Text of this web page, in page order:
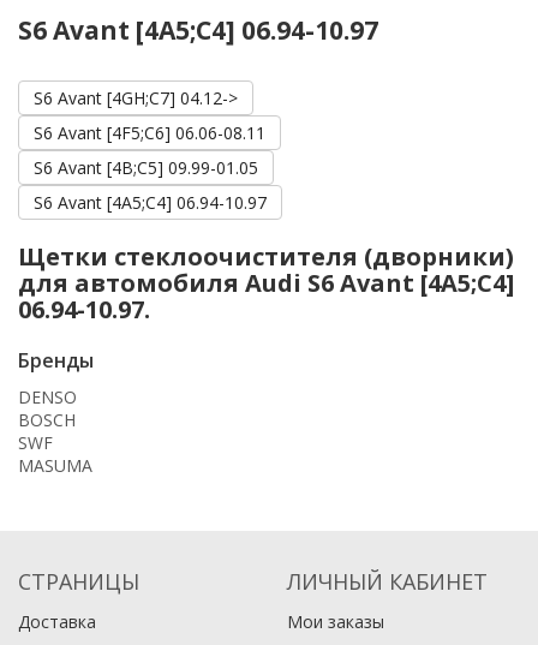
S6 Avant [4A5;C4] 06.94-10.97
S6 Avant [4GH;C7] 04.12->
S6 Avant [4F5;C6] 06.06-08.11
S6 Avant [4B;C5] 09.99-01.05
S6 Avant [4A5;C4] 06.94-10.97
Щетки стеклоочистителя (дворники)
для автомобиля Audi S6 Avant [4A5;C4]
06.94-10.97.
Бренды
DENSO
BOSCH
SWF
MASUMA
СТРАНИЦЫ
Доставка
ЛИЧНЫЙ КАБИНЕТ
Мои заказы